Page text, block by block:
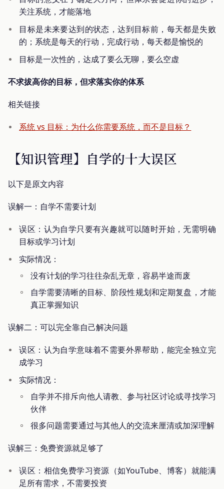
关注系统，才能落地
目标是未来要达到的状态，达到目标前，每天都是失败
的；系统是每天的行动，完成行动，每天都是愉悦的
目标是一次性的，达成了要么无聊，要么空虚
不求拔高你的目标，但求落实你的体系
相关链接
系统 vs 目标：为什么你需要系统，而不是目标？
【知识管理】自学的十大误区
以下是原文内容
误解一：自学不需要计划
误区：认为自学只要有兴趣就可以随时开始，无需明确
目标或学习计划
实际情况：
没有计划的学习往往杂乱无章，容易半途而废
自学需要清晰的目标、阶段性规划和定期复盘，才能
真正掌握知识
误解二：可以完全靠自己解决问题
误区：认为自学意味着不需要外界帮助，能完全独立完
成学习
实际情况：
自学并不排斥向他人请教、参与社区讨论或寻找学习
伙伴
很多问题需要通过与其他人的交流来厘清或加深理解
误解三：免费资源就足够了
误区：相信免费学习资源（如YouTube、博客）就能满
足所有需求，不需要投资